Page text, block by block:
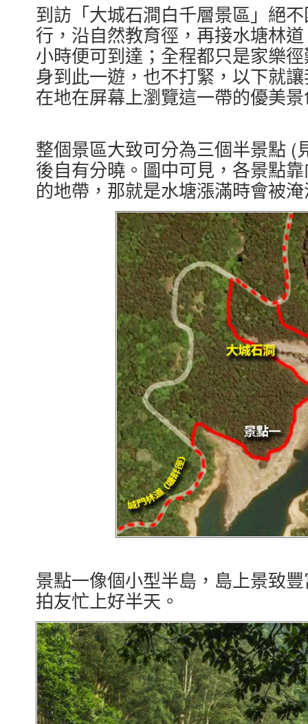
到訪「大城石澗白千層景區」絕
行，沿自然教育徑，再接水塘林
小時便可到達；全程都只是家樂
身到此一遊，也不打緊，以下就
在地在屏幕上瀏覽這一帶的優美
整個景區大致可分為三個半景點 (
後自有分曉。圖中可見，各景點
的地帶，那就是水塘漲滿時會被
景點一像個小型半島，島上景致
拍友忙上好半天。